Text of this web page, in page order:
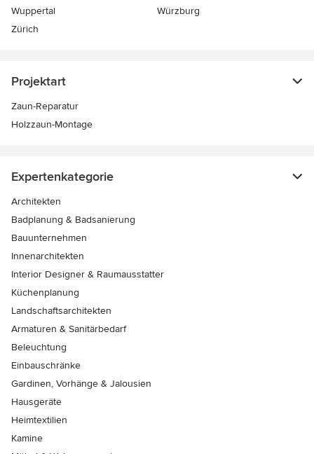
Wuppertal
Würzburg
Zürich
Projektart
Zaun-Reparatur
Holzzaun-Montage
Expertenkategorie
Architekten
Badplanung & Badsanierung
Bauunternehmen
Innenarchitekten
Interior Designer & Raumausstatter
Küchenplanung
Landschaftsarchitekten
Armaturen & Sanitärbedarf
Beleuchtung
Einbauschränke
Gardinen, Vorhänge & Jalousien
Hausgeräte
Heimtextilien
Kamine